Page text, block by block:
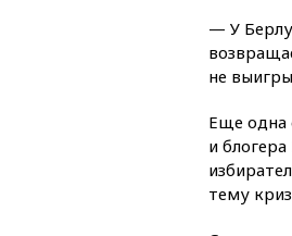
— У
не
Еще одна
и
тему